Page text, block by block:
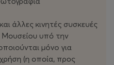
άλλες κινητές συσκευές
Μουσείου υπό την
μόνο για
(η οποία, προς